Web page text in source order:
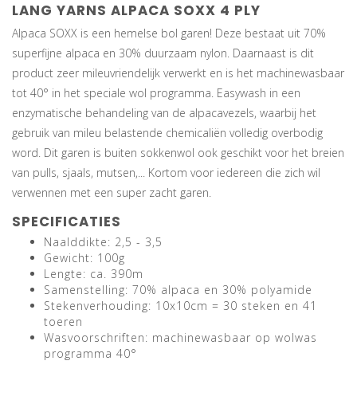
LANG YARNS ALPACA SOXX 4 PLY
Alpaca SOXX is een hemelse bol garen! Deze bestaat uit 70%
superfijne alpaca en 30% duurzaam nylon. Daarnaast is dit
product zeer mileuvriendelijk verwerkt en is het machinewasbaar
tot 40° in het speciale wol programma. Easywash in een
enzymatische behandeling van de alpacavezels, waarbij het
gebruik van mileu belastende chemicaliën volledig overbodig
word. Dit garen is buiten sokkenwol ook geschikt voor het breien
van pulls, sjaals, mutsen,... Kortom voor iedereen die zich wil
verwennen met een super zacht garen.
SPECIFICATIES
Naalddikte: 2,5 - 3,5
Gewicht: 100g
Lengte: ca. 390m
Samenstelling: 70% alpaca en 30% polyamide
Stekenverhouding: 10x10cm = 30 steken en 41
toeren
Wasvoorschriften: machinewasbaar op wolwas
programma 40°